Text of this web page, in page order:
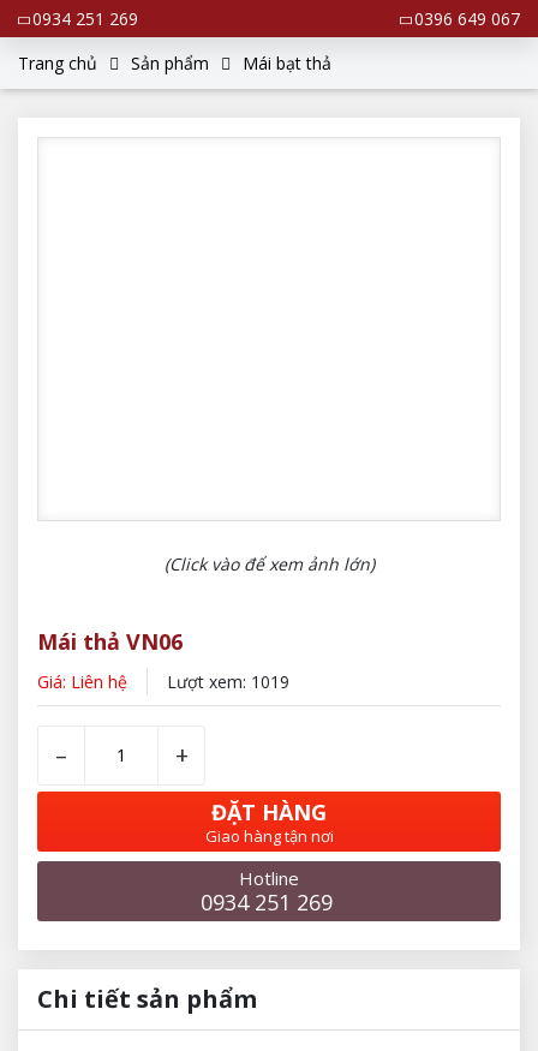
0934 251 269
0396 649 067
Trang chủ
Sản phẩm Mái bạt thả
(Click vào để xem ảnh lớn)
Mái thả VN06
Giá: Liên hệ Lượt xem: 1019
– +
ĐẶT HÀNG
Giao hàng tận nơi
Hotline
0934 251 269
Chi tiết sản phẩm